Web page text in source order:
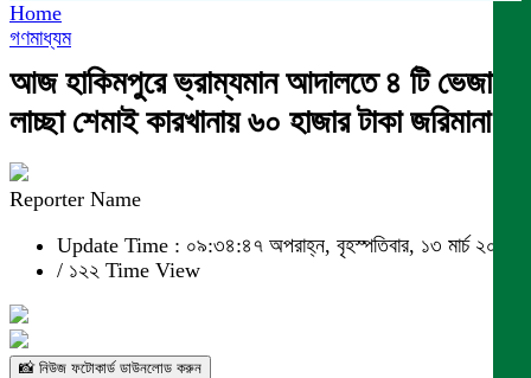
Home
গণমাধ্যম
আজ হাকিমপুরে ভ্রাম্যমান আদালতে ৪ টি ভেজাল
লাচ্ছা শেমাই কারখানায় ৬০ হাজার টাকা জরিমানা
Reporter Name
Update Time : ০৯:৩৪:৪৭ অপরাহ্ন, বৃহস্পতিবার, ১৩ মার্চ ২০২৫
/ ১২২ Time View
📸 নিউজ ফটোকার্ড ডাউনলোড করুন